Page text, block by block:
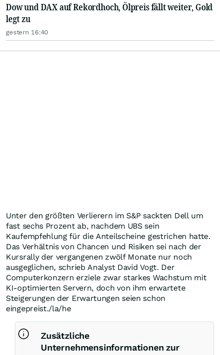
Dow und DAX auf Rekordhoch, Ölpreis fällt weiter, Gold
legt zu
gestern 16:40
Unter den größten Verlierern im S&P sackten Dell um
fast sechs Prozent ab, nachdem UBS sein
Kaufempfehlung für die Anteilscheine gestrichen hatte.
Das Verhältnis von Chancen und Risiken sei nach der
Kursrally der vergangenen zwölf Monate nur noch
ausgeglichen, schrieb Analyst David Vogt. Der
Computerkonzern erziele zwar starkes Wachstum mit
KI-optimierten Servern, doch von ihm erwartete
Steigerungen der Erwartungen seien schon
eingepreist./la/he
Zusätzliche
Unternehmensinformationen zur